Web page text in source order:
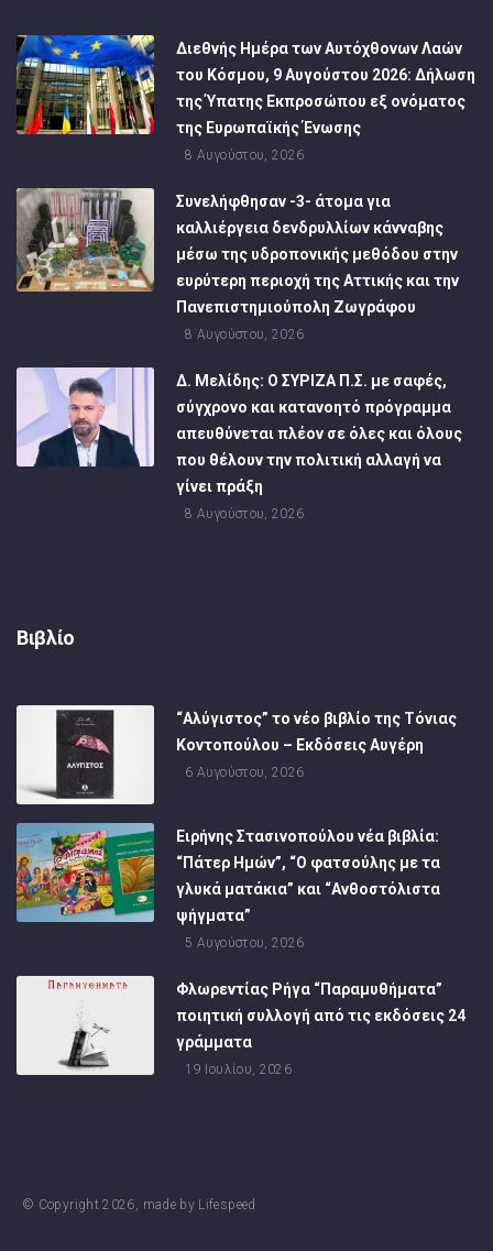
Διεθνής Ημέρα των Αυτόχθονων Λαών
του Κόσμου, 9 Αυγούστου 2026: Δήλωση
της Ύπατης Εκπροσώπου εξ ονόματος
της Ευρωπαϊκής Ένωσης
8 Αυγούστου, 2026
Συνελήφθησαν -3- άτομα για
καλλιέργεια δενδρυλλίων κάνναβης
μέσω της υδροπονικής μεθόδου στην
ευρύτερη περιοχή της Αττικής και την
Πανεπιστημιούπολη Ζωγράφου
8 Αυγούστου, 2026
Δ. Μελίδης: Ο ΣΥΡΙΖΑ Π.Σ. με σαφές,
σύγχρονο και κατανοητό πρόγραμμα
απευθύνεται πλέον σε όλες και όλους
που θέλουν την πολιτική αλλαγή να
γίνει πράξη
8 Αυγούστου, 2026
Βιβλίο
“Αλύγιστος” το νέο βιβλίο της Τόνιας
Κοντοπούλου – Εκδόσεις Αυγέρη
6 Αυγούστου, 2026
Ειρήνης Στασινοπούλου νέα βιβλία:
“Πάτερ Ημών”, “Ο φατσούλης με τα
γλυκά ματάκια” και “Ανθοστόλιστα
ψήγματα”
5 Αυγούστου, 2026
Φλωρεντίας Ρήγα “Παραμυθήματα”
ποιητική συλλογή από τις εκδόσεις 24
γράμματα
19 Ιουλίου, 2026
© Copyright2026, made by Lifespeed